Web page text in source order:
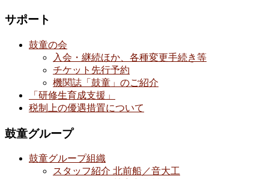
サポート
鼓童の会
入会・継続ほか、各種変更手続き等
チケット先行予約
機関誌「鼓童」のご紹介
「研修生育成支援」
税制上の優遇措置について
鼓童グループ
鼓童グループ組織
スタッフ紹介 北前船／音大工